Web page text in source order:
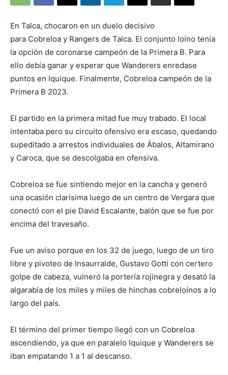
En Talca, chocaron en un duelo decisivo
para Cobreloa y Rangers de Talca. El conjunto loíno tenía
la opción de coronarse campeón de la Primera B. Para
ello debía ganar y esperar que Wanderers enredase
puntos en Iquique. Finalmente, Cobreloa campeón de la
Primera B 2023.
El partido en la primera mitad fue muy trabado. El local
intentaba pero su circuito ofensivo era escaso, quedando
supeditado a arrestos individuales de Ábalos, Altamirano
y Caroca, que se descolgaba en ofensiva.
Cobreloa se fue sintiendo mejor en la cancha y generó
una ocasión clarísima luego de un centro de Vergara que
conectó con el pie David Escalante, balón que se fue por
encima del travesaño.
Fue un aviso porque en los 32 de juego, luego de un tiro
libre y pivoteo de Insaurralde, Gustavo Gotti con certero
golpe de cabeza, vulneró la portería rojinegra y desató la
algarabía de los miles y miles de hinchas cobreloínos a lo
largo del país.
El término del primer tiempo llegó con un Cobreloa
ascendiendo, ya que en paralelo Iquique y Wanderers se
iban empatando 1 a 1 al descanso.